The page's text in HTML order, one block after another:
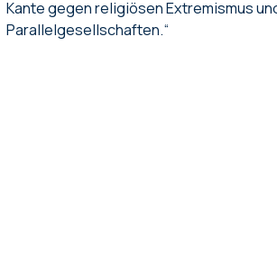
Kante gegen religiösen Extremismus
Parallelgesellschaften.“